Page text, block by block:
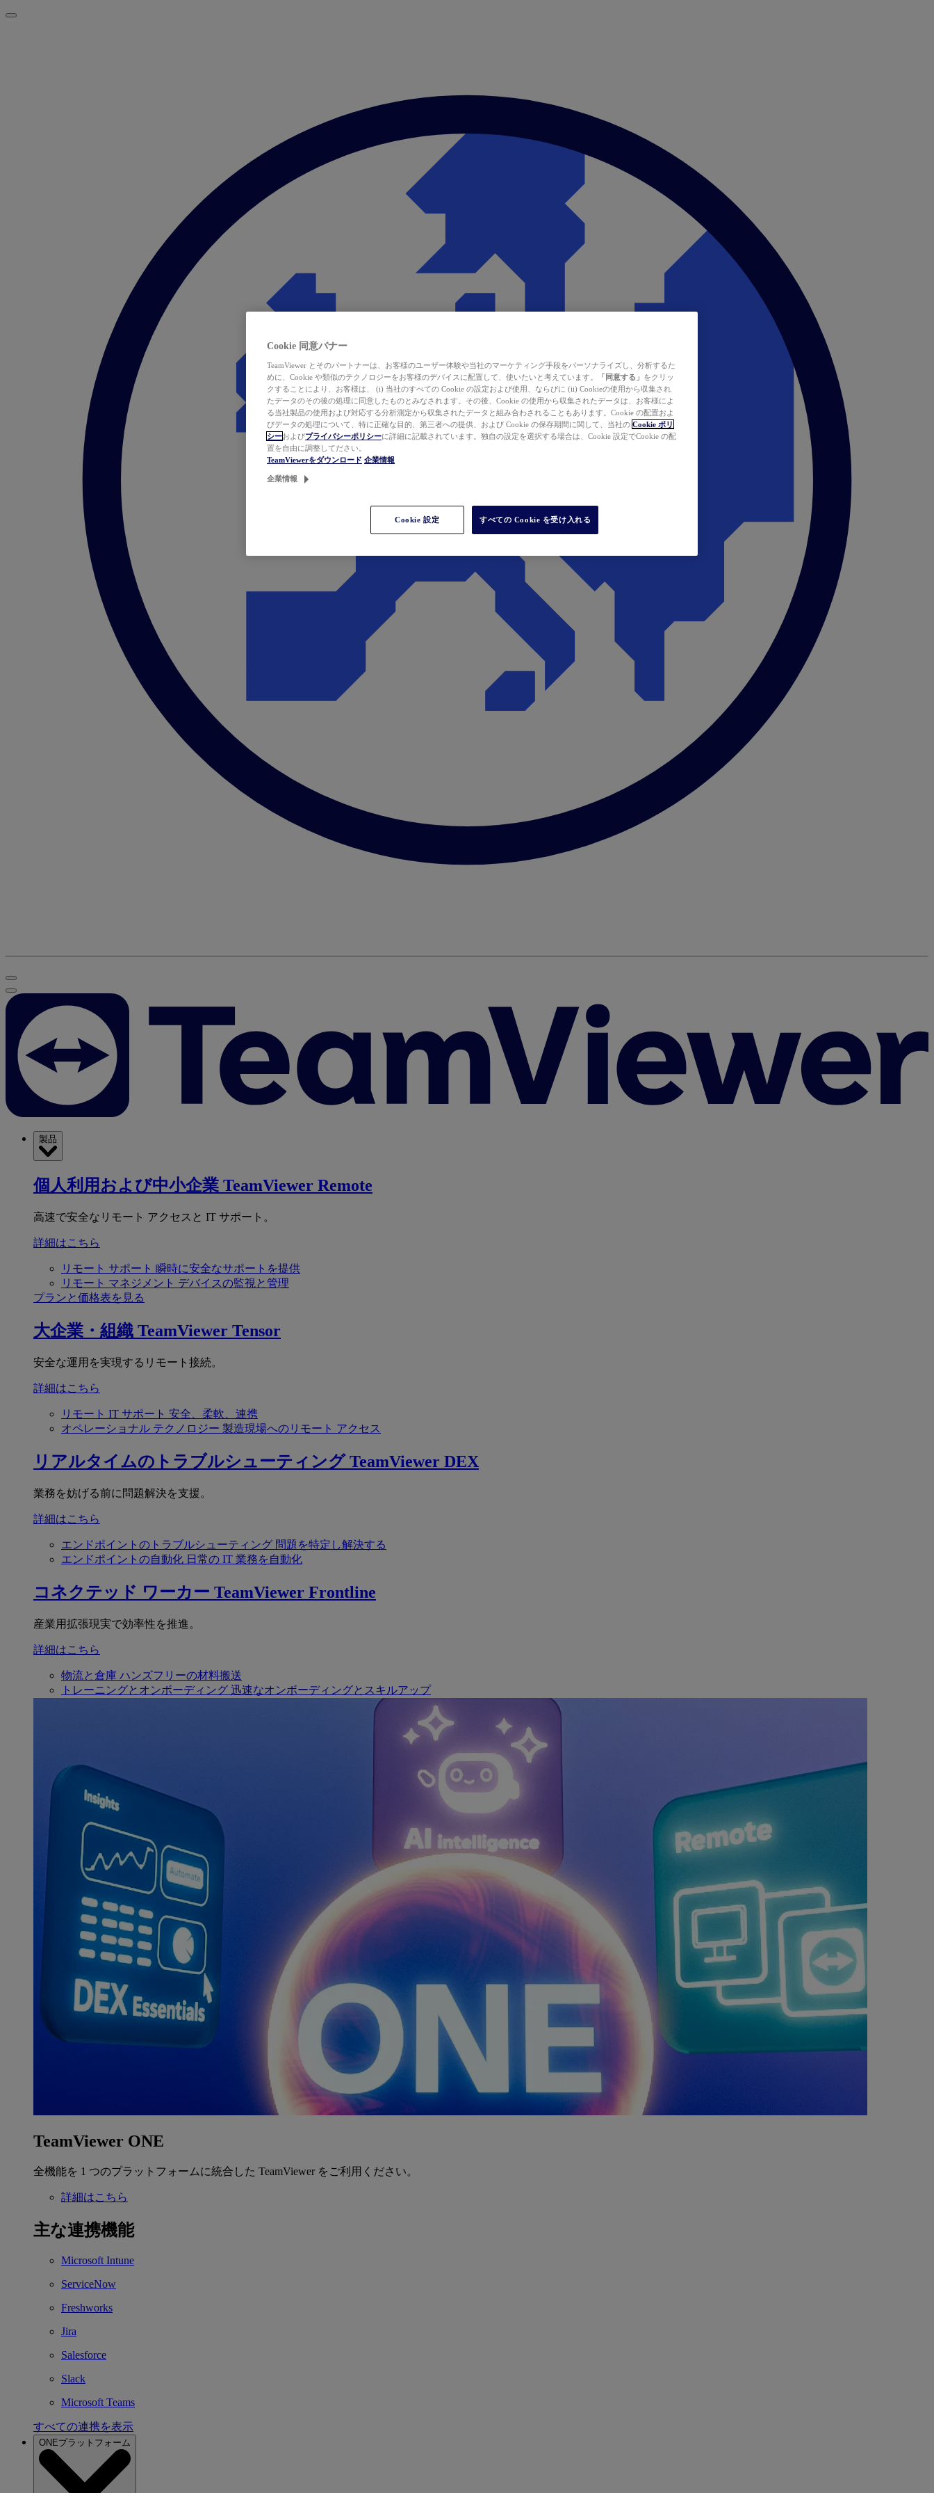
製品
個人利用および中小企業 TeamViewer Remote
高速で安全なリモート アクセスと IT サポート。
詳細はこちら
リモート サポート 瞬時に安全なサポートを提供
リモート マネジメント デバイスの監視と管理
プランと価格表を見る
大企業・組織 TeamViewer Tensor
安全な運用を実現するリモート接続。
詳細はこちら
リモート IT サポート 安全、柔軟、連携
オペレーショナル テクノロジー 製造現場へのリモート アクセス
リアルタイムのトラブルシューティング TeamViewer DEX
業務を妨げる前に問題解決を支援。
詳細はこちら
エンドポイントのトラブルシューティング 問題を特定し解決する
エンドポイントの自動化 日常の IT 業務を自動化
コネクテッド ワーカー TeamViewer Frontline
産業用拡張現実で効率性を推進。
詳細はこちら
物流と倉庫 ハンズフリーの材料搬送
トレーニングとオンボーディング 迅速なオンボーディングとスキルアップ
TeamViewer ONE
全機能を 1 つのプラットフォームに統合した TeamViewer をご利用ください。
詳細はこちら
主な連携機能
Microsoft Intune
ServiceNow
Freshworks
Jira
Salesforce
Slack
Microsoft Teams
すべての連携を表示
ONEプラットフォーム
Cookie 同意バナー
TeamViewer とそのパートナーは、お客様のユーザー体験や当社のマーケティング手段をパーソナライズし、分析するた
めに、Cookie や類似のテクノロジーをお客様のデバイスに配置して、使いたいと考えています。
「同意する」 をクリッ
クすることにより、お客様は、 (i) 当社のすべての Cookie の設定および使用、ならびに (ii) Cookieの使用から収集され
たデータのその後の処理に同意したものとみなされます。その後、Cookie の使用から収集されたデータは、お客様によ
る当社製品の使用および対応する分析測定から収集されたデータと組み合わされることもあります。Cookie の配置およ
びデータの処理について、特に正確な目的、第三者への提供、および Cookie の保存期間に関して、当社の Cookie ポリ
シーおよびプライバシーポリシーに詳細に記載されています。独自の設定を選択する場合は、Cookie 設定でCookie の配
置を自由に調整してださい。
TeamViewerをダウンロード 企業情報
企業情報
Cookie 設定 すべての Cookie を受け入れる